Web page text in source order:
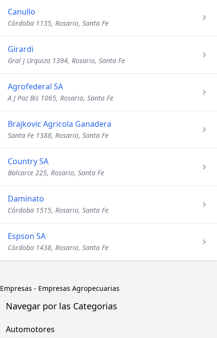
Canullo
Córdoba 1135, Rosario, Santa Fe
Girardi
Gral J Urquiza 1394, Rosario, Santa Fe
Agrofederal SA
A J Paz Bis 1065, Rosario, Santa Fe
Brajkovic Agricola Ganadera
Santa Fe 1388, Rosario, Santa Fe
Country SA
Balcarce 225, Rosario, Santa Fe
Daminato
Córdoba 1515, Rosario, Santa Fe
Espson SA
Córdoba 1438, Rosario, Santa Fe
Empresas - Empresas Agropecuarias
Navegar por las Categorias
Automotores